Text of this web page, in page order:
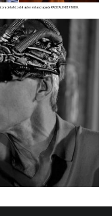
de la foto del autor en la solapa de RADICAL INDEFINIDO.